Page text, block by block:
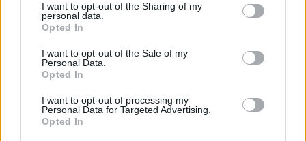
I want to opt-out of the Sharing of my
personal data.
Opted In
I want to opt-out of the Sale of my
Personal Data.
Opted In
I want to opt-out of processing my
Personal Data for Targeted Advertising.
Opted In